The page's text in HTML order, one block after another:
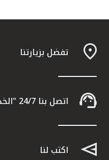
تفضل بزيارتنا
اتصل بنا 24/7 "الخدمة الهاتفية" 1803333
اكتب لنا